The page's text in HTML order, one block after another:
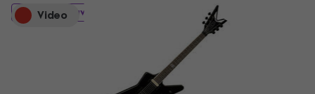
Video
Prodaja je završila